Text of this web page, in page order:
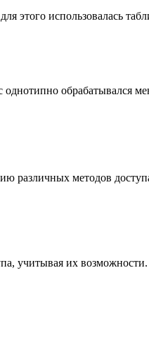
использовалась
обрабатывался
различных методов
учитывая их возможности.